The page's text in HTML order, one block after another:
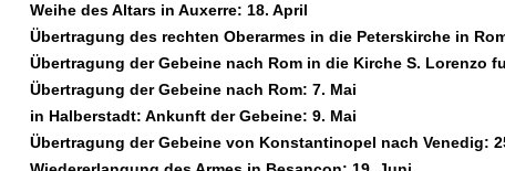
Weihe des Altars in Auxerre: 18. April
Übertragung des rechten Oberarmes in die Peterskirche in
Übertragung der Gebeine nach Rom in die Kirche S. Lorenzo
Übertragung der Gebeine nach Rom: 7. Mai
in Halberstadt: Ankunft der Gebeine: 9. Mai
Übertragung der Gebeine von Konstantinopel nach Venedig: